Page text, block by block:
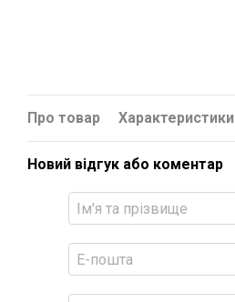
Про товар Характеристики
Новий відгук або коментар